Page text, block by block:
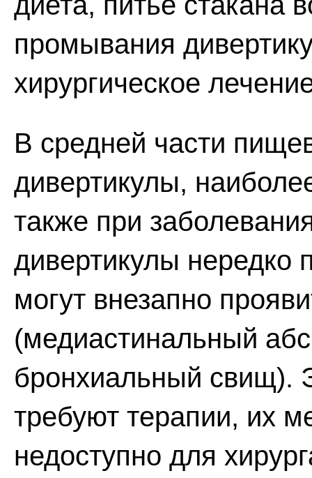
промывания
хирургическое
В средней части
дивертикулы,
также при
дивертикулы нередко
могут внезапно
(медиастинальный
бронхиальный свищ).
требуют терапии, их
недоступно для